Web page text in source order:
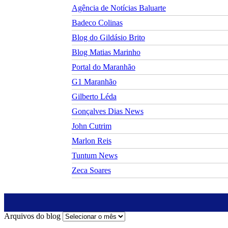
Agência de Notícias Baluarte
Badeco Colinas
Blog do Gildásio Brito
Blog Matias Marinho
Portal do Maranhão
G1 Maranhão
Gilberto Léda
Gonçalves Dias News
John Cutrim
Marlon Reis
Tuntum News
Zeca Soares
Arquivos do blog